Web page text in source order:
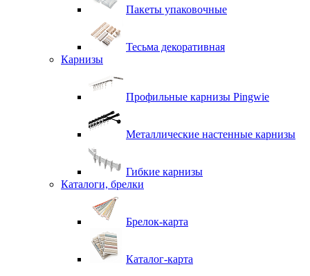
Пакеты упаковочные
Тесьма декоративная
Карнизы
Профильные карнизы Pingwie
Металлические настенные карнизы
Гибкие карнизы
Каталоги, брелки
Брелок-карта
Каталог-карта